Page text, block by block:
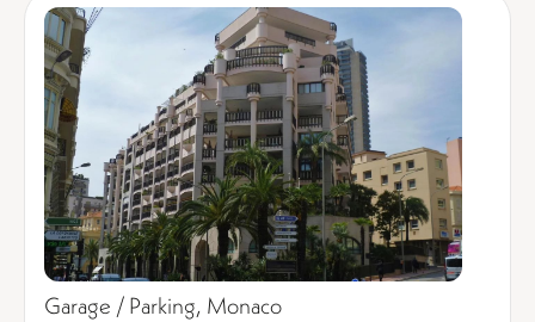
Garage / Parking, Monaco